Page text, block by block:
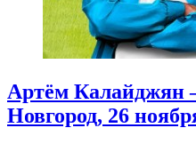
Артём
Новгород, 26